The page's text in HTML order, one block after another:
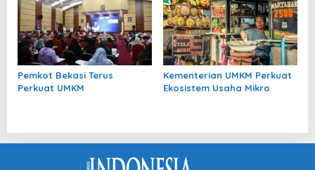
Pemkot Bekasi Terus
Perkuat UMKM
Kementerian UMKM Perkuat
Ekosistem Usaha Mikro